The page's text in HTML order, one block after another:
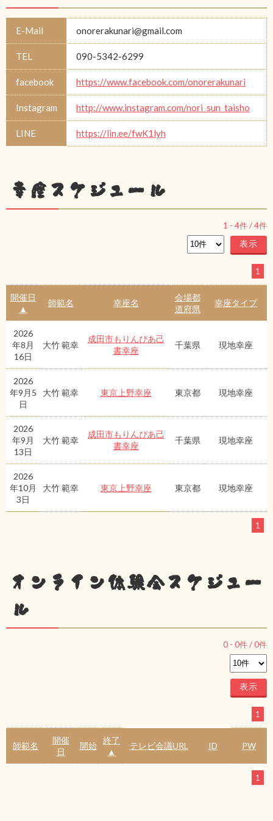
E-Mail onorerakunari@gmail.com
TEL 090-5342-6299
facebook https://www.facebook.com/onorerakunari
Instagram http://www.instagram.com/nori_sun_taisho
LINE https://lin.ee/fwK1lyh
幸座スケジュール
1 - 4件 /4件
1
開催日
▲
師範名 幸座名
会場都
道府県
幸座タイプ
2026
年8月
16日
大竹 範幸
成田市もりんぴあ己
書幸座
千葉県 現地幸座
2026
年9月5
日
大竹 範幸 東京上野幸座 東京都 現地幸座
2026
年9月
13日
大竹 範幸
成田市もりんぴあ己
書幸座
千葉県 現地幸座
2026
年10月
3日
大竹 範幸 東京上野幸座 東京都 現地幸座
1
オンライン体験会スケジュー
ル
0 - 0件 /0件
1
師範名
開催
日
開始
終了
▲
テレビ会議URL ID PW
1